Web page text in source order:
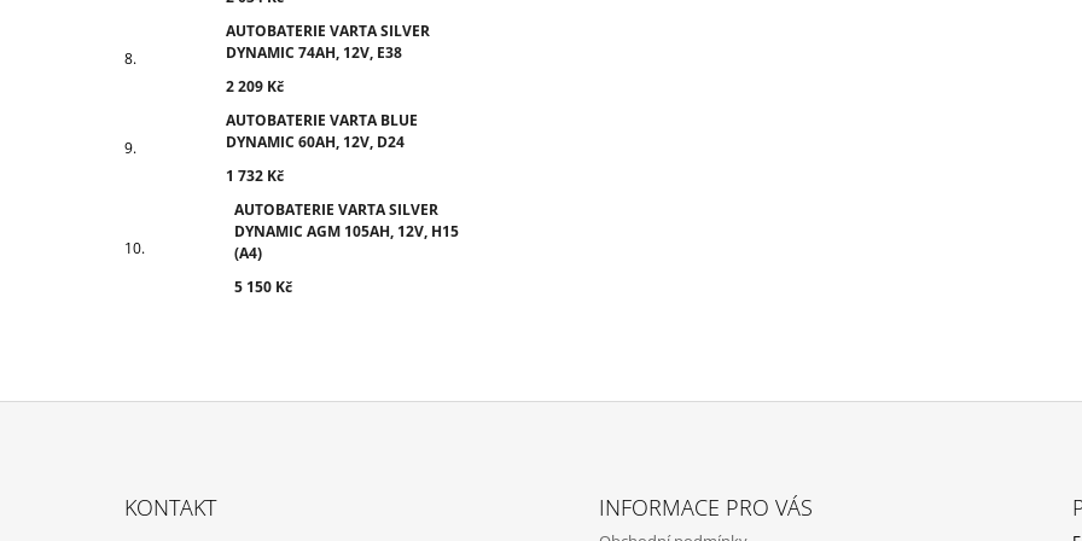
AUTOBATERIE VARTA SILVER
DYNAMIC 74AH, 12V, E38
2 209 Kč
AUTOBATERIE VARTA BLUE
DYNAMIC 60AH, 12V, D24
1 732 Kč
AUTOBATERIE VARTA SILVER
DYNAMIC AGM 105AH, 12V, H15
(A4)
5 150 Kč
KONTAKT INFORMACE PRO VÁS